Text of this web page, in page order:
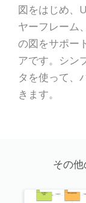
図をはじめ、
ヤーフレーム
の図をサポー
アです。シン
タを使って、
きます。
その